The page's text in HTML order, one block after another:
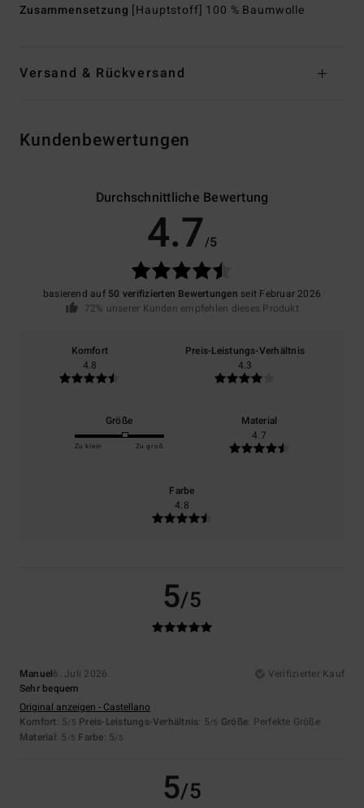
Zusammensetzung [Hauptstoff] 100 % Baumwolle
Versand & Rückversand
Kundenbewertungen
Durchschnittliche Bewertung
4.7/5
basierend auf 50 verifizierten Bewertungen seit Februar 2026
72% unserer Kunden empfehlen dieses Produkt
Komfort
4.8
Preis-Leistungs-Verhältnis
4.3
Größe
Zu klein Zu groß
Material
4.7
Farbe
4.8
5/5
Manuel6. Juli 2026
Verifizierter Kauf
Sehr bequem
Original anzeigen - Castellano
Komfort: 5/5 Preis-Leistungs-Verhältnis: 5/5 Größe: Perfekte Größe
Material: 5 /5 Farbe: 5/5
5/5